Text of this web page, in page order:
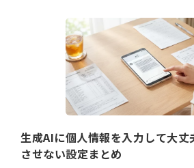
生成AIに個人情報を入力して大丈
させない設定まとめ